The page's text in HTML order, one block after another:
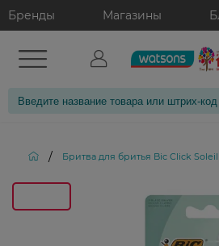
Бренды Магазины
/ Бритва для бритья Bic Click